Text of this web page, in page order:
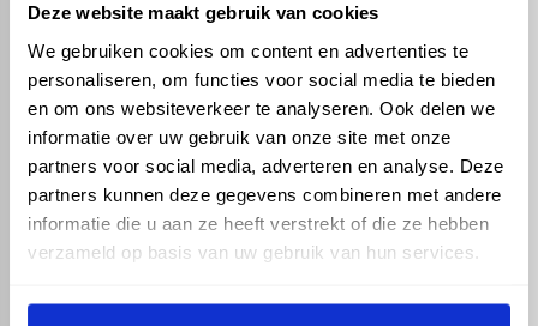
Deze website maakt gebruik van cookies
We gebruiken cookies om content en advertenties te
personaliseren, om functies voor social media te bieden
en om ons websiteverkeer te analyseren. Ook delen we
informatie over uw gebruik van onze site met onze
partners voor social media, adverteren en analyse. Deze
partners kunnen deze gegevens combineren met andere
informatie die u aan ze heeft verstrekt of die ze hebben
verzameld op basis van uw gebruik van hun services.
ASSORTIMENT
Hemelwaterafvoer
Drukleiding
Beregening
KENNIS EN HULP
Klantenservice
Kennisbank
check_circleDé bouwmarkt van Altena
check_circle Direct uit grote voorraad geleverd met eigen transport
check_circleLevering in NL en BE